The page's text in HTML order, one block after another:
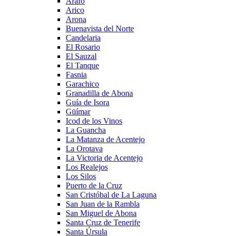
Arico
Arona
Buenavista del Norte
Candelaria
El Rosario
El Sauzal
El Tanque
Fasnia
Garachico
Granadilla de Abona
Guía de Isora
Güímar
Icod de los Vinos
La Guancha
La Matanza de Acentejo
La Orotava
La Victoria de Acentejo
Los Realejos
Los Silos
Puerto de la Cruz
San Cristóbal de La Laguna
San Juan de la Rambla
San Miguel de Abona
Santa Cruz de Tenerife
Santa Úrsula